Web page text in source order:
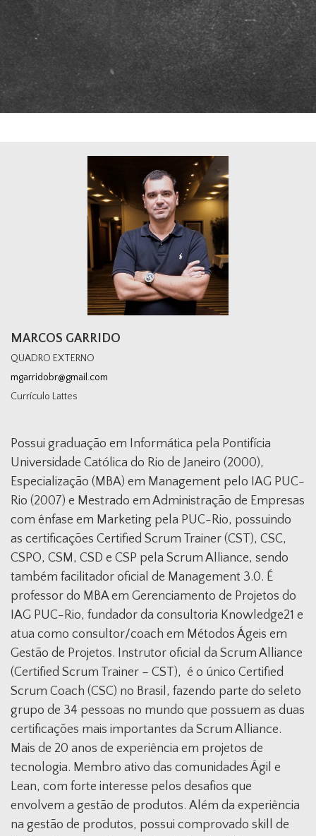
MARCOS GARRIDO
QUADRO EXTERNO
mgarridobr@gmail.com
Currículo Lattes
Possui graduação em Informática pela Pontifícia
Universidade Católica do Rio de Janeiro (2000),
Especialização (MBA) em Management pelo IAG PUC-
Rio (2007) e Mestrado em Administração de Empresas
com ênfase em Marketing pela PUC-Rio, possuindo
as certificações Certified Scrum Trainer (CST), CSC,
CSPO, CSM, CSD e CSP pela Scrum Alliance, sendo
também facilitador oficial de Management 3.0. É
professor do MBA em Gerenciamento de Projetos do
IAG PUC-Rio, fundador da consultoria Knowledge21 e
atua como consultor/coach em Métodos Ágeis em
Gestão de Projetos. Instrutor oficial da Scrum Alliance
(Certified Scrum Trainer – CST), é o único Certified
Scrum Coach (CSC) no Brasil, fazendo parte do seleto
grupo de 34 pessoas no mundo que possuem as duas
certificações mais importantes da Scrum Alliance.
Mais de 20 anos de experiência em projetos de
tecnologia. Membro ativo das comunidades Ágil e
Lean, com forte interesse pelos desafios que
envolvem a gestão de produtos. Além da experiência
na gestão de produtos, possui comprovado skill de